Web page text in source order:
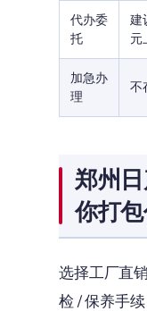
代办委
托
建
元
加急办
理
不
郑州
你打
选择工厂直
检 / 保养手